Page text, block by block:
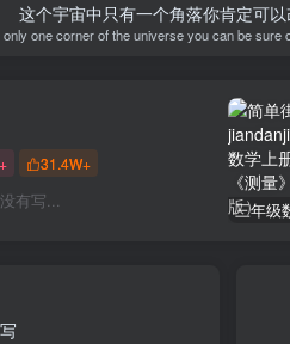
这个宇宙中只有一个角落你肯定可
one corner of the universe you can be sure
31.4W+
有写...